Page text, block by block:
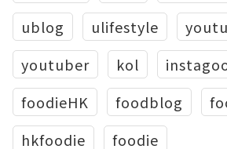
ublog
ulifestyle
youtuber
kol
foodieHK
foodblog
hkfoodie
foodie